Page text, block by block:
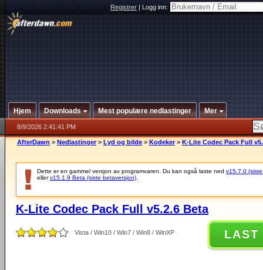
Registrer|Logg inn:
Hjem Downloads Mest populære nedlastinger Mer
8/9/2026 2:41:41 PM
AfterDawn > Nedlastinger > Lyd og bilde > Kodeker > K-Lite Codec Pack Full
Dette er en gammel versjon av programvaren. Du kan også laste ned v15.7.0
ellerv15.1.9 Beta (siste betaversjon)
K-Lite Codec Pack Full v5.2.6 Beta
Vista / Win10 / Win7 / Win8 / WinXP LAST